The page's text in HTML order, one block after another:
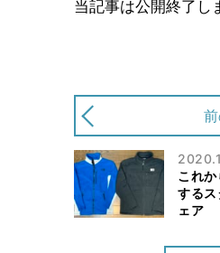
当記事は公開終了し
これ
するス
ェア